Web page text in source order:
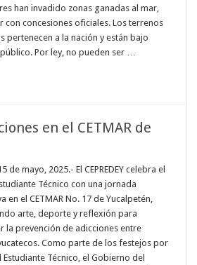
han invadido zonas ganadas al mar,
con concesiones oficiales. Los terrenos
pertenecen a la nación y están bajo
Por ley, no pueden ser …
en el CETMAR de
de mayo, 2025.- El CEPREDEY celebra el
Técnico con una jornada
en el CETMAR No. 17 de Yucalpetén,
arte, deporte y reflexión para
la prevención de adicciones entre
Como parte de los festejos por
Estudiante Técnico, el Gobierno del